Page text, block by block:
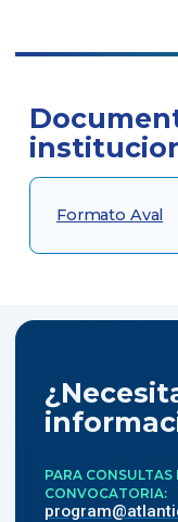
Formato Aval
PARA
CONVOCATORIA